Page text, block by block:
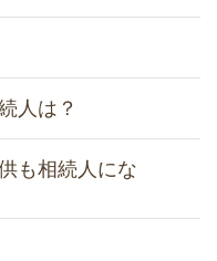
人は？
も相続人にな